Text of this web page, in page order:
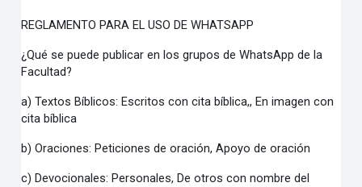
REGLAMENTO PARA EL USO DE WHATSAPP
¿Qué se puede publicar en los grupos de WhatsApp de la
Facultad?
a) Textos Bíblicos: Escritos con cita bíblica,, En imagen con
cita bíblica
b) Oraciones: Peticiones de oración, Apoyo de oración
c) Devocionales: Personales, De otros con nombre del